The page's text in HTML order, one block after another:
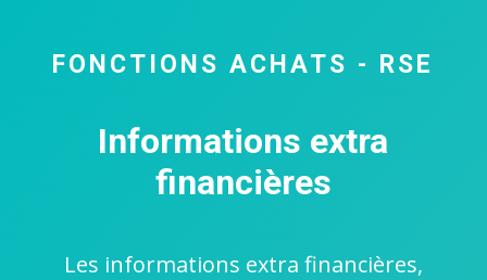
FONCTIONS ACHATS - RSE
Informations extra
financières
Les informations extra financières,